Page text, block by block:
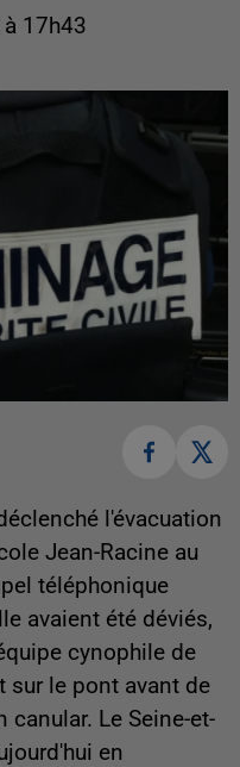
17h43
l'évacuation
Jean-Racine au
téléphonique
avaient été déviés,
cynophile de
sur le pont avant de
canular. Le Seine-et-
en